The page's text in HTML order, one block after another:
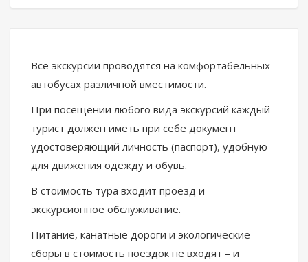
Все экскурсии проводятся на комфортабельных
автобусах различной вместимости.
При посещении любого вида экскурсий каждый
турист должен иметь при себе документ
удостоверяющий личность (паспорт), удобную
для движения одежду и обувь.
В стоимость тура входит проезд и
экскурсионное обслуживание.
Питание, канатные дороги и экологические
сборы в стоимость поездок не входят – и